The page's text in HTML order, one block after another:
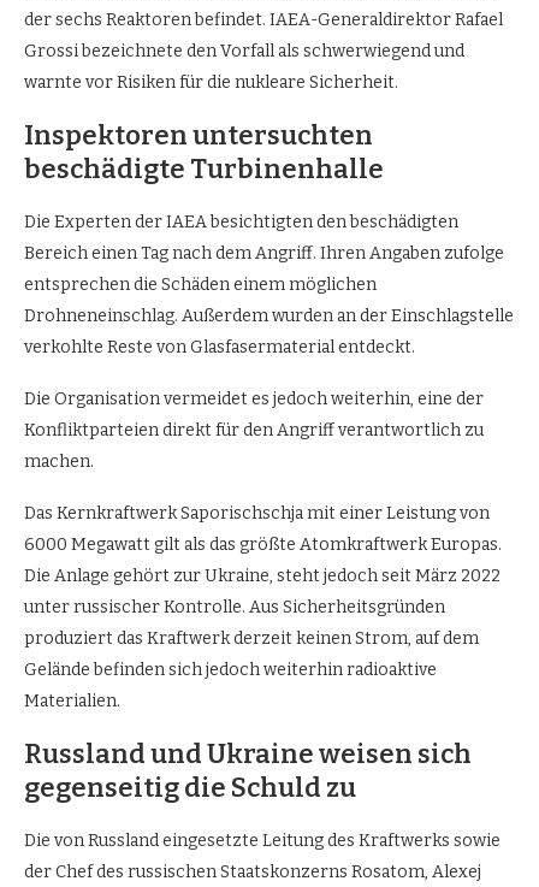
der sechs Reaktoren befindet. IAEA-Generaldirektor Rafael
Grossi bezeichnete den Vorfall als schwerwiegend und
warnte vor Risiken für die nukleare Sicherheit.
Inspektoren untersuchten
beschädigte Turbinenhalle
Die Experten der IAEA besichtigten den beschädigten
Bereich einen Tag nach dem Angriff. Ihren Angaben zufolge
entsprechen die Schäden einem möglichen
Drohneneinschlag. Außerdem wurden an der Einschlagstelle
verkohlte Reste von Glasfasermaterial entdeckt.
Die Organisation vermeidet es jedoch weiterhin, eine der
Konfliktparteien direkt für den Angriff verantwortlich zu
machen.
Das Kernkraftwerk Saporischschja mit einer Leistung von
6000 Megawatt gilt als das größte Atomkraftwerk Europas.
Die Anlage gehört zur Ukraine, steht jedoch seit März 2022
unter russischer Kontrolle. Aus Sicherheitsgründen
produziert das Kraftwerk derzeit keinen Strom, auf dem
Gelände befinden sich jedoch weiterhin radioaktive
Materialien.
Russland und Ukraine weisen sich
gegenseitig die Schuld zu
Die von Russland eingesetzte Leitung des Kraftwerks sowie
der Chef des russischen Staatskonzerns Rosatom, Alexej